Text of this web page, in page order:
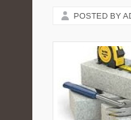
POSTED BY